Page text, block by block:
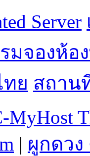
Server
มจองห้อ
ทย สถาน
MyHost
| ผูกดวง